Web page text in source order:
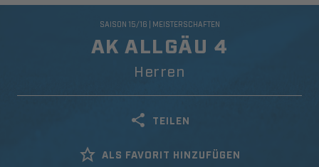
AK ALLGÄU 4
Herren
SAISON 15/16 | MEISTERSCHAFTEN
TEILEN
ALS FAVORIT HINZUFÜGEN